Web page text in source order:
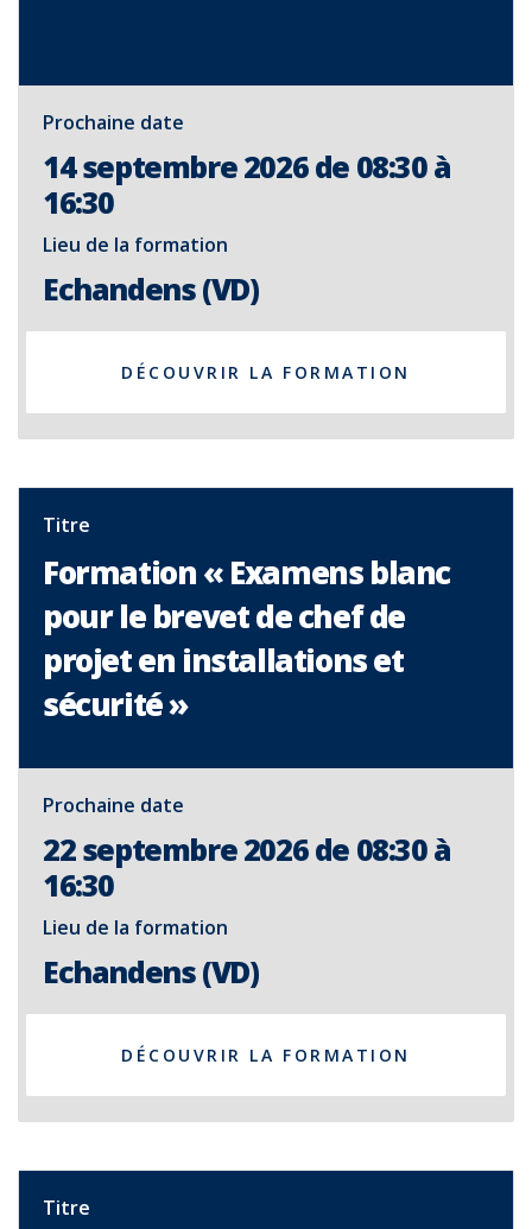
Prochaine date
14 septembre 2026 de 08:30 à
16:30
Lieu de la formation
Echandens (VD)
DÉCOUVRIR LA FORMATION
Titre
Formation « Examens blanc
pour le brevet de chef de
projet en installations et
sécurité »
Prochaine date
22 septembre 2026 de 08:30 à
16:30
Lieu de la formation
Echandens (VD)
DÉCOUVRIR LA FORMATION
Titre